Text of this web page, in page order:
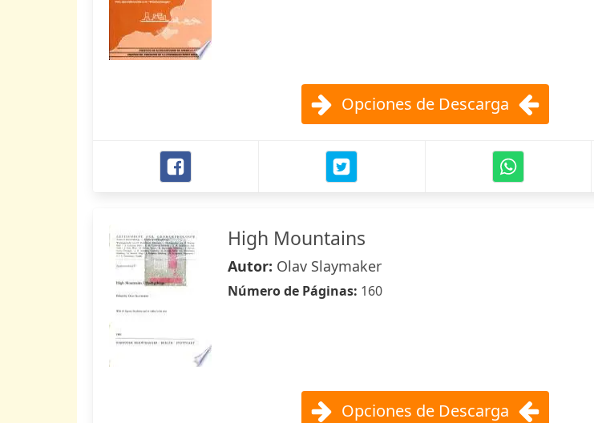
Opciones de Descarga
High Mountains
Autor: Olav Slaymaker
Número de Páginas: 160
Opciones de Descarga